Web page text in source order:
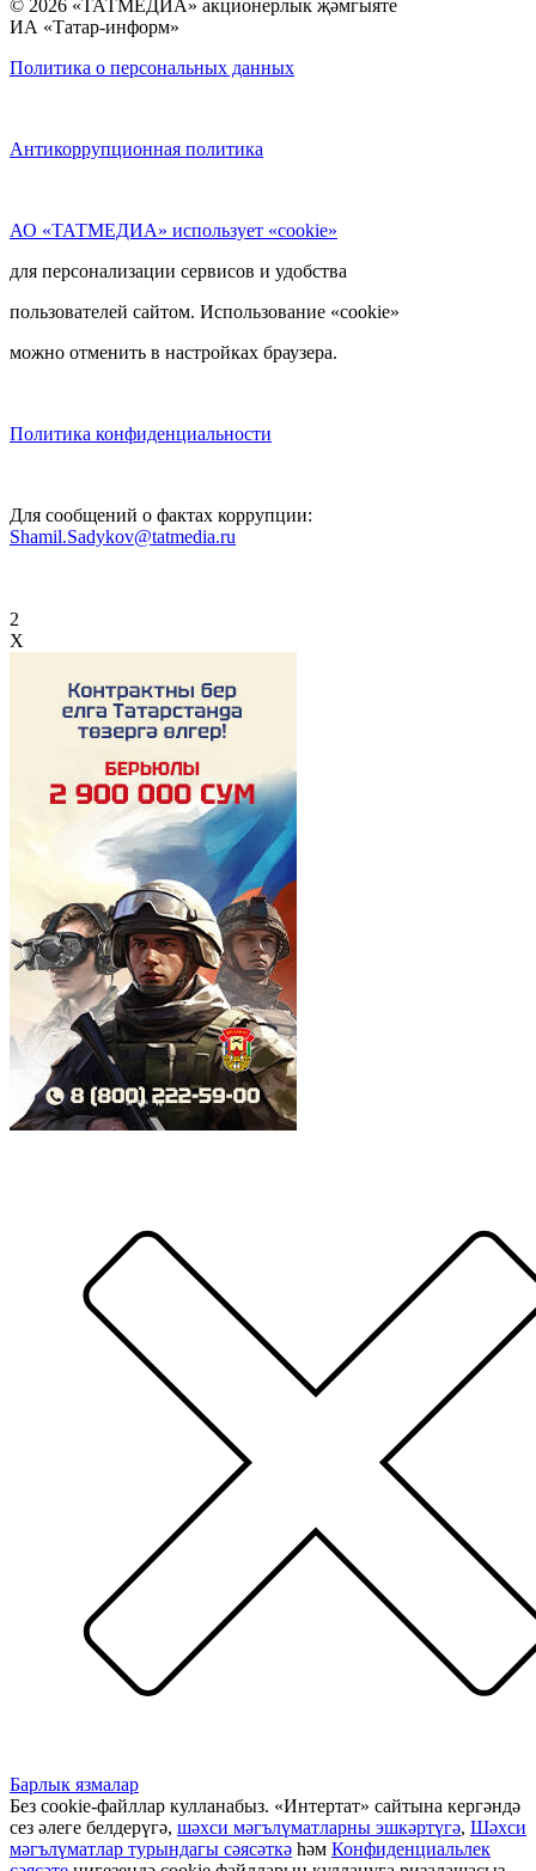
© 2026 «ТАТМЕДИА» акционерлык җәмгыяте
ИА «Татар-информ»
Политика о персональных данных
Антикоррупционная политика
АО «ТАТМЕДИА» использует «cookie»
для персонализации сервисов и удобства
пользователей сайтом. Использование «cookie»
можно отменить в настройках браузера.
Политика конфиденциальности
Для сообщений о фактах коррупции:
Shamil.Sadykov@tatmedia.ru
2
X
Барлык язмалар
Без cookie-файллар кулланабыз. «Интертат» сайтына кергәндә
сез әлеге белдерүгә, шәхси мәгълүматларны эшкәртүгә, Шәхси
мәгълүматлар турындагы сәясәткә һәм Конфиденциальлек